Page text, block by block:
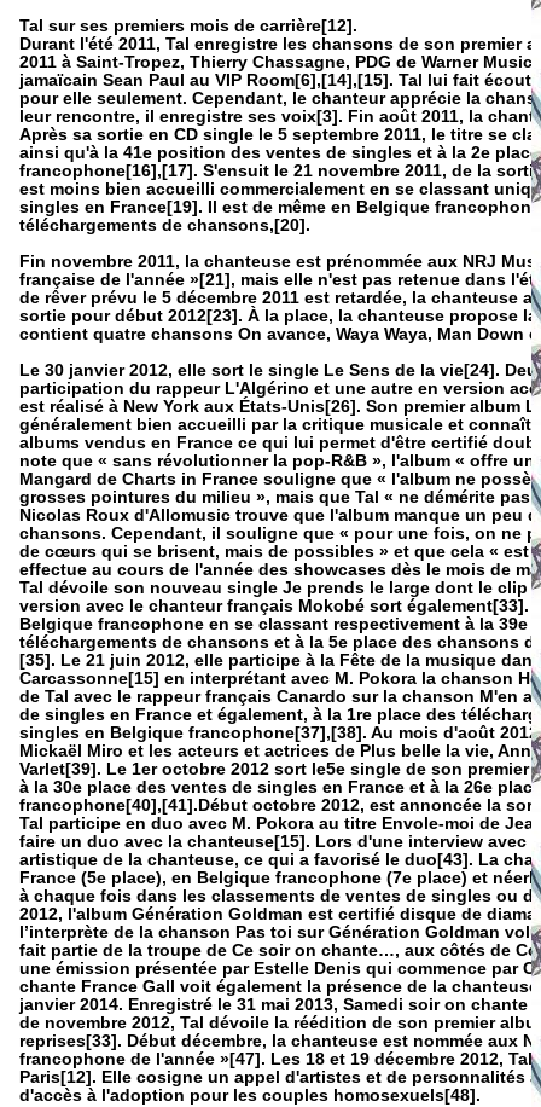
Tal sur ses premiers mois de carrière[12].
Durant l'été 2011, Tal enregistre les chansons de son premier
2011 à Saint-Tropez, Thierry Chassagne, PDG de Warner
jamaïcain Sean Paul au VIP Room[6],[14],[15]. Tal lui fait
pour elle seulement. Cependant, le chanteur apprécie la
leur rencontre, il enregistre ses voix[3]. Fin août 2011, la
Après sa sortie en CD single le 5 septembre 2011, le titre se
ainsi qu'à la 41e position des ventes de singles et à la 2e
francophone[16],[17]. S'ensuit le 21 novembre 2011, de la
est moins bien accueilli commercialement en se classant
singles en France[19]. Il est de même en Belgique
téléchargements de chansons,[20].
Fin novembre 2011, la chanteuse est prénommée aux NRJ
française de l'année »[21], mais elle n'est pas retenue dans
de rêver prévu le 5 décembre 2011 est retardée, la chanteuse
sortie pour début 2012[23]. À la place, la chanteuse propose
contient quatre chansons On avance, Waya Waya, Man Down
Le 30 janvier 2012, elle sort le single Le Sens de la vie[24].
participation du rappeur L'Algérino et une autre en version
est réalisé à New York aux États-Unis[26]. Son premier album
généralement bien accueilli par la critique musicale et
albums vendus en France ce qui lui permet d'être certifié
note que « sans révolutionner la pop-R&B », l'album « offre
Mangard de Charts in France souligne que « l'album ne
grosses pointures du milieu », mais que Tal « ne démérite
Nicolas Roux d'Allomusic trouve que l'album manque un peu
chansons. Cependant, il souligne que « pour une fois, on ne
de cœurs qui se brisent, mais de possibles » et que cela « est
effectue au cours de l'année des showcases dès le mois de
Tal dévoile son nouveau single Je prends le large dont le clip
version avec le chanteur français Mokobé sort
Belgique francophone en se classant respectivement à la 39e
téléchargements de chansons et à la 5e place des chansons
[35]. Le 21 juin 2012, elle participe à la Fête de la musique
Carcassonne[15] en interprétant avec M. Pokora la chanson
de Tal avec le rappeur français Canardo sur la chanson M'en
de singles en France et également, à la 1re place des
singles en Belgique francophone[37],[38]. Au mois d'août
Mickaël Miro et les acteurs et actrices de Plus belle la vie,
Varlet[39]. Le 1er octobre 2012 sort le5e single de son
à la 30e place des ventes de singles en France et à la 26e
francophone[40],[41].Début octobre 2012, est annoncée la
Tal participe en duo avec M. Pokora au titre Envole-moi de
faire un duo avec la chanteuse[15]. Lors d'une interview avec
artistique de la chanteuse, ce qui a favorisé le duo[43]. La
France (5e place), en Belgique francophone (7e place) et
à chaque fois dans les classements de ventes de singles ou
2012, l'album Génération Goldman est certifié disque de
l’interprète de la chanson Pas toi sur Génération Goldman
fait partie de la troupe de Ce soir on chante…, aux côtés de
une émission présentée par Estelle Denis qui commence par
chante France Gall voit également la présence de la
janvier 2014. Enregistré le 31 mai 2013, Samedi soir on
de novembre 2012, Tal dévoile la réédition de son premier
reprises[33]. Début décembre, la chanteuse est nommée aux
francophone de l'année »[47]. Les 18 et 19 décembre 2012,
Paris[12]. Elle cosigne un appel d'artistes et de
d'accès à l'adoption pour les couples homosexuels[48].